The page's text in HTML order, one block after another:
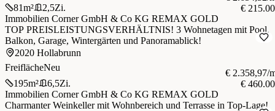
81m² 2,5Zi.
€
Immobilien Corner GmbH & Co KG REMAX GOLD
TOP PREISLEISTUNGSVERHÄLTNIS! 3 Wohnetagen mit Pool,
Balkon, Garage, Wintergärten und Panoramablick!
2020 Hollabrunn
FreiflächeNeu
195m² 6,5Zi.
€ 2.358,97/
€
Immobilien Corner GmbH & Co KG REMAX GOLD
Charmanter Weinkeller mit Wohnbereich und Terrasse in Top-Lage!